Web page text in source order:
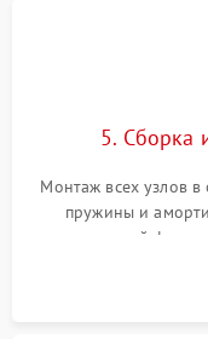
5. Сборка
Монтаж всех узлов в
пружины и
надежной
герметиком для